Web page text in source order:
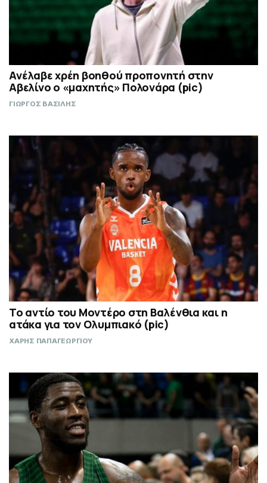
Ανέλαβε χρέη βοηθού προπονητή στην
Αβελίνο ο «μαχητής» Πολονάρα (pic)
ΓΙΩΡΓΟΣ ΒΑΣΙΛΗΣ
Το αντίο του Μοντέρο στη Βαλένθια και η
ατάκα για τον Ολυμπιακό (pic)
ΧΑΡΗΣ ΠΑΠΑΓΕΩΡΓΙΟΥ